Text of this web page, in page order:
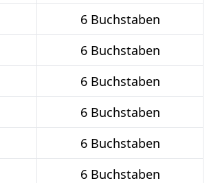
6 Buchstaben
6 Buchstaben
6 Buchstaben
6 Buchstaben
6 Buchstaben
6 Buchstaben